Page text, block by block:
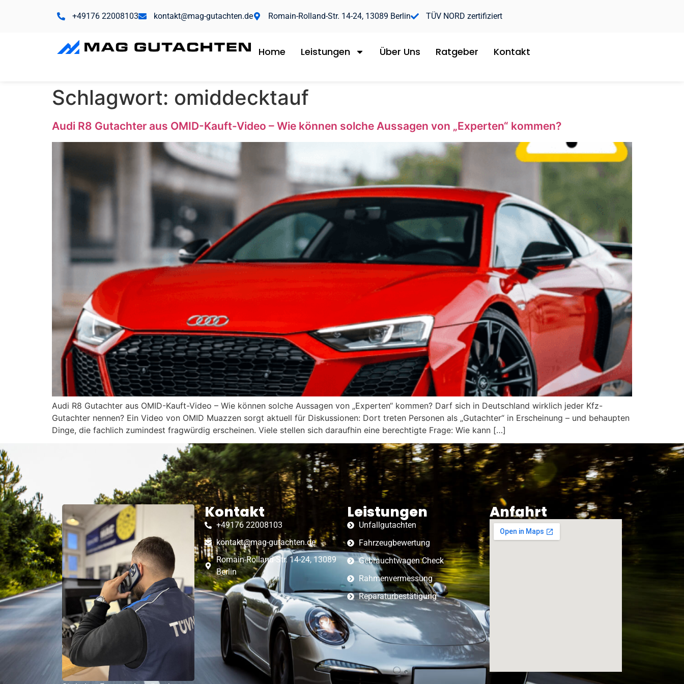
+49176 22008103 kontakt@mag-gutachten.de Romain-Rolland-Str. 14-24, 13089 Berlin TÜV NORD zertifiziert
Home Leistungen Über Uns Ratgeber Kontakt
Schlagwort: omiddecktauf
Audi R8 Gutachter aus OMID-Kauft-Video – Wie können solche Aussagen von „Experten“ kommen?
Audi R8 Gutachter aus OMID-Kauft-Video – Wie können solche Aussagen von „Experten“ kommen? Darf sich in Deutschland wirklich jeder Kfz-
Gutachter nennen? Ein Video von OMID Muazzen sorgt aktuell für Diskussionen: Dort treten Personen als „Gutachter“ in Erscheinung – und behaupten
Dinge, die fachlich zumindest fragwürdig erscheinen. Viele stellen sich daraufhin eine berechtigte Frage: Wie kann […]
Kontakt
+49176 22008103
kontakt@mag-gutachten.de
Romain-Rolland-Str. 14-24, 13089
Berlin
Leistungen
Unfallgutachten
Fahrzeugbewertung
Gebrauchtwagen Check
Rahmenvermessung
Reparaturbestätigung
Anfahrt